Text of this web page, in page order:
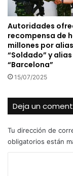
Autoridades
recompensa de
millones por alias
“Soldado” y alias
“Barcelona”
15/07/2025
Deja un
Tu dirección de
obligatorios están